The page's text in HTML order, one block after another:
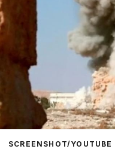
SCREENSHOT/YOUTUBE